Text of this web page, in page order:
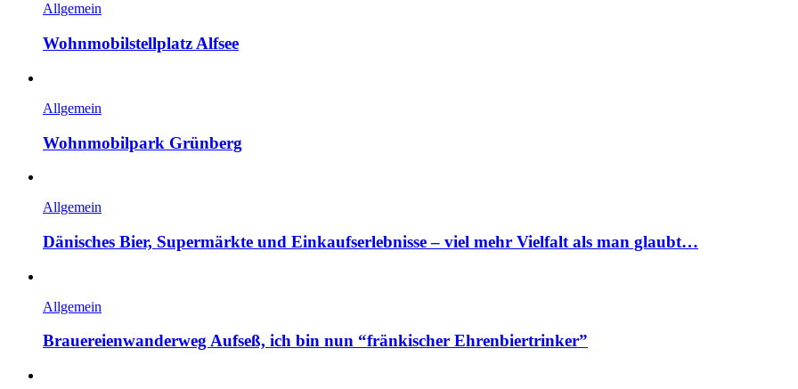
Allgemein
Wohnmobilstellplatz Alfsee
Allgemein
Wohnmobilpark Grünberg
Allgemein
Dänisches Bier, Supermärkte und Einkaufserlebnisse – viel mehr Vielfalt als man glaubt…
Allgemein
Brauereienwanderweg Aufseß, ich bin nun “fränkischer Ehrenbiertrinker”